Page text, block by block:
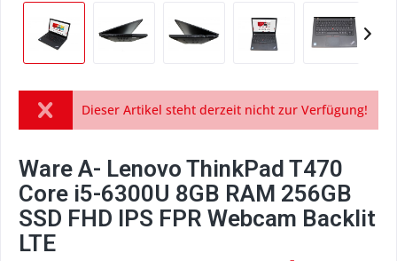
Dieser Artikel steht derzeit nicht zur Verfügung!
Ware A- Lenovo ThinkPad T470
Core i5-6300U 8GB RAM 256GB
SSD FHD IPS FPR Webcam Backlit
LTE